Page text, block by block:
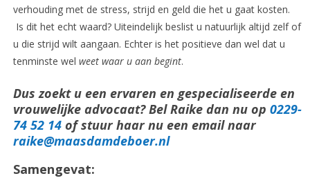
verhouding met de stress, strijd en geld die het u gaat kosten.
Is dit het echt waard? Uiteindelijk beslist u natuurlijk altijd zelf of
u die strijd wilt aangaan. Echter is het positieve dan wel dat u
tenminste wel weet waar u aan begint.
Dus zoekt u een ervaren en gespecialiseerde en
vrouwelijke advocaat? Bel Raike dan nu op 0229-
74 52 14 of stuur haar nu een email naar
raike@maasdamdeboer.nl
Samengevat: